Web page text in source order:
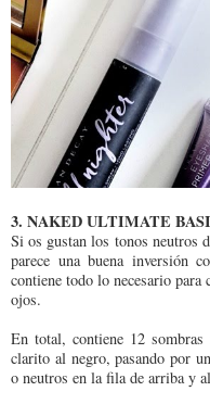
3. NAKED ULTIMATE
Si os gustan los tonos neutros
parece una buena inversión
contiene todo lo necesario
ojos.
En total, contiene 12
clarito al negro, pasando por
o neutros en la fila de arriba y